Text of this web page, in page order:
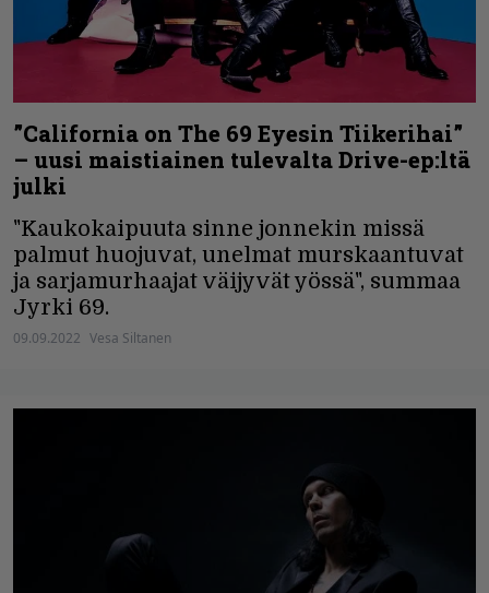
”California on The 69 Eyesin Tiikerihai”
– uusi maistiainen tulevalta Drive-ep:ltä
julki
"Kaukokaipuuta sinne jonnekin missä
palmut huojuvat, unelmat murskaantuvat
ja sarjamurhaajat väijyvät yössä", summaa
Jyrki 69.
09.09.2022 Vesa Siltanen